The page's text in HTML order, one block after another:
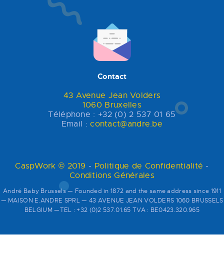
Contact
43 Avenue Jean Volders
1060 Bruxelles
Téléphone : +32 (0) 2 537 01 65
Email :contact@andre.be
CaspWork © 2019 - Politique de Confidentialité -
Conditions Générales
André Baby Brussels — Founded in 1872 and the same address since 1911
— MAISON E.ANDRE SPRL — 43 AVENUE JEAN VOLDERS 1060 BRUSSELS
BELGIUM —TEL : +32 (0)2 537.01.65 TVA : BE0423.320.965